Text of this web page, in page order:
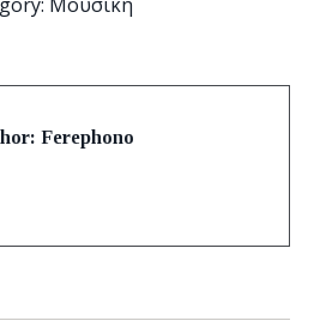
Ferephono